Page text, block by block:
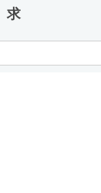
求